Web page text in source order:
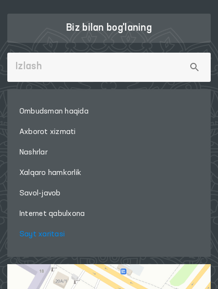
Biz bilan bog'laning
Ombudsman haqida
Axborot xizmati
Nashrlar
Xalqaro hamkorlik
Savol-javob
Internet qabulxona
Sayt xaritasi